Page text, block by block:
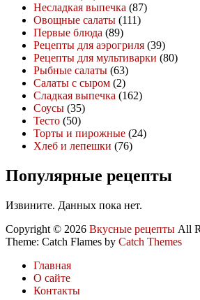
Несладкая выпечка (87)
Овощные салаты (111)
Первые блюда (89)
Рецепты для аэрогриля (39)
Рецепты для мультиварки (80)
Рыбные салаты (63)
Салаты с сыром (2)
Сладкая выпечка (162)
Соусы (35)
Тесто (50)
Торты и пирожные (24)
Хлеб и лепешки (76)
Популярные рецепты
Извините. Данных пока нет.
Copyright © 2026 Вкусные рецепты All
Theme: Catch Flames by Catch Themes
Главная
О сайте
Контакты